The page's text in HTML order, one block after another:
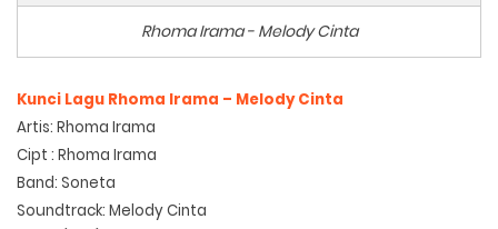
Rhoma Irama - Melody Cinta
Kunci Lagu Rhoma Irama – Melody Cinta
Artis: Rhoma Irama
Cipt : Rhoma Irama
Band: Soneta
Soundtrack: Melody Cinta